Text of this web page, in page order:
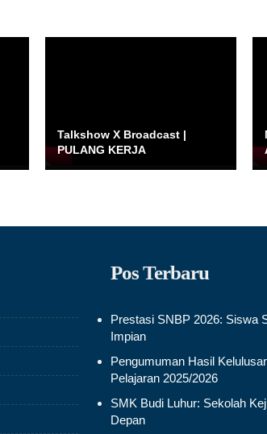
Talkshow X Broadcast |
PULANG KERJA
Pos Terbaru
Prestasi SNBP 2026: Siswa
Impian
Pengumuman Hasil
Pelajaran 2025/2026
SMK Budi Luhur: Sekolah
Depan